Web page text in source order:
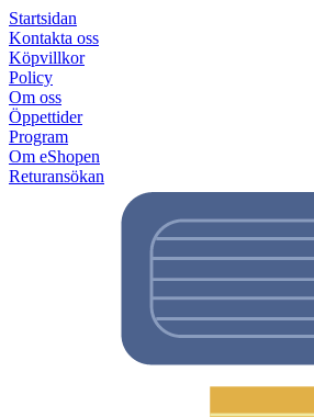
Startsidan
Kontakta oss
Köpvillkor
Policy
Om oss
Öppettider
Program
Om eShopen
Returansökan